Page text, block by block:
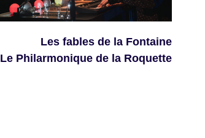
Les fables de la Fontaine
Le Philarmonique de la Roquette